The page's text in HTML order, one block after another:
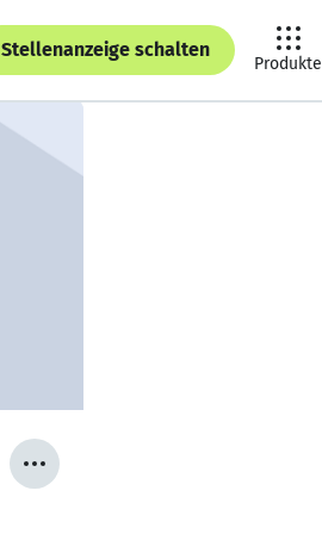
Stellenanzeige schalten
Produkte